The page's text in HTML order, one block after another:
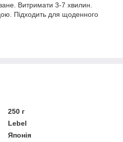
Витримати 3-7 хвилин.
Підходить для щоденного
250 г
Lebel
Японія